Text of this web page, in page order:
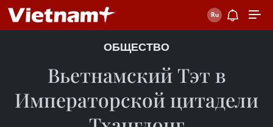
ОБЩЕСТВО
Вьетнамский Тэт в
Императорской цитадели